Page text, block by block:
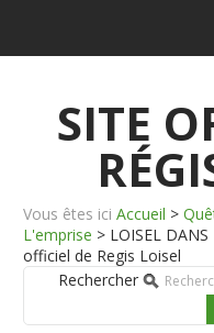
SITE
Vous êtes ici Accueil >
L'emprise > LOISEL
officiel de Regis Loisel
Rechercher